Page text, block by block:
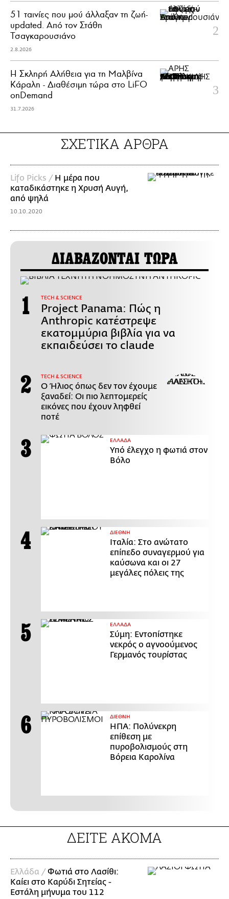
51 ταινίες που μού άλλαξαν τη ζωή-
updated. Aπό τον Στάθη
Τσαγκαρουσιάνο
2.8.2026
Η Σκληρή Αλήθεια για τη Μαλβίνα
Κάραλη - Διαθέσιμη τώρα στo LiFO
onDemand
31.7.2026
ΣΧΕΤΙΚΑ ΑΡΘΡΑ
Lifo Picks / Η μέρα που
καταδικάστηκε η Χρυσή Αυγή,
από ψηλά
10.10.2020
ΔΙΑΒΑΖΟΝΤΑΙ ΤΩΡΑ
ΤECH & SCIENCE
Project Panama: Πώς η
Anthropic κατέστρεψε
εκατομμύρια βιβλία για να
εκπαιδεύσει το claude
ΤECH & SCIENCE
Ο Ήλιος όπως δεν τον έχουμε
ξαναδεί: Οι πιο λεπτομερείς
εικόνες που έχουν ληφθεί
ποτέ
ΕΛΛΑΔΑ
Υπό έλεγχο η φωτιά στον
Βόλο
ΔΙΕΘΝΗ
Ιταλία: Στο ανώτατο
επίπεδο συναγερμού για
καύσωνα και οι 27
μεγάλες πόλεις της
ΕΛΛΑΔΑ
Σύμη: Εντοπίστηκε
νεκρός ο αγνοούμενος
Γερμανός τουρίστας
ΔΙΕΘΝΗ
ΗΠΑ: Πολύνεκρη
επίθεση με
πυροβολισμούς στη
Βόρεια Καρολίνα
ΔΕΙΤΕ ΑΚΟΜΑ
Ελλάδα /Φωτιά στο Λασίθι:
Καίει στο Καρύδι Σητείας -
Εστάλη μήνυμα του 112